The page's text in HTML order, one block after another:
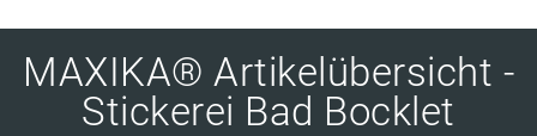
MAXIKA® Artikelübersicht -
Stickerei Bad Bocklet